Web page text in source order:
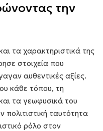
την
τα χαρακτηριστικά της
στοιχεία που
αυθεντικές αξίες.
κάθε τόπου, τη
τα γεωφυσικά του
πολιτιστική ταυτότητα
ρόλο στον